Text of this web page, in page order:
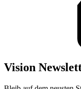
Vision